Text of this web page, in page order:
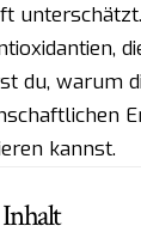
du, warum
kannst.
Inhalt